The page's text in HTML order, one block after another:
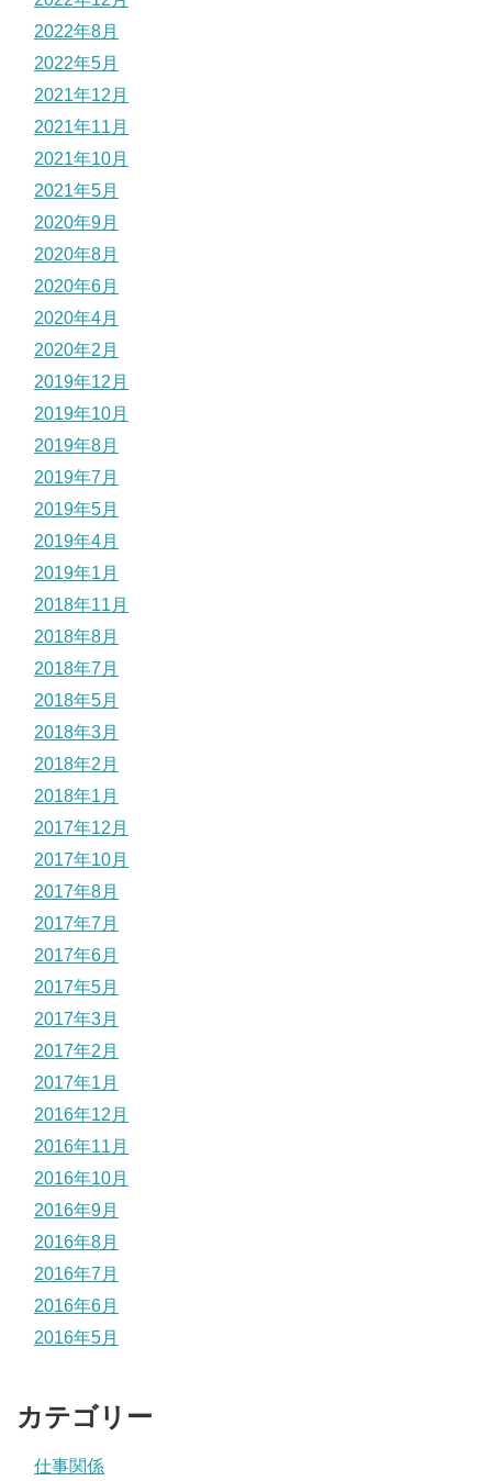
2022年8月
2022年5月
2021年12月
2021年11月
2021年10月
2021年5月
2020年9月
2020年8月
2020年6月
2020年4月
2020年2月
2019年12月
2019年10月
2019年8月
2019年7月
2019年5月
2019年4月
2019年1月
2018年11月
2018年8月
2018年7月
2018年5月
2018年3月
2018年2月
2018年1月
2017年12月
2017年10月
2017年8月
2017年7月
2017年6月
2017年5月
2017年3月
2017年2月
2017年1月
2016年12月
2016年11月
2016年10月
2016年9月
2016年8月
2016年7月
2016年6月
2016年5月
カテゴリー
仕事関係